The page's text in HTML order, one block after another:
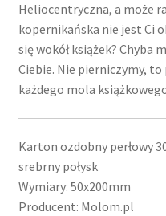
Heliocentryczna, a może
kopernikańska nie jest Ci
się wokół książek? Chyba
Ciebie. Nie pierniczymy,
każdego mola
Karton ozdobny perłowy
srebrny połysk
Wymiary: 50x200mm
Producent: Molom.pl